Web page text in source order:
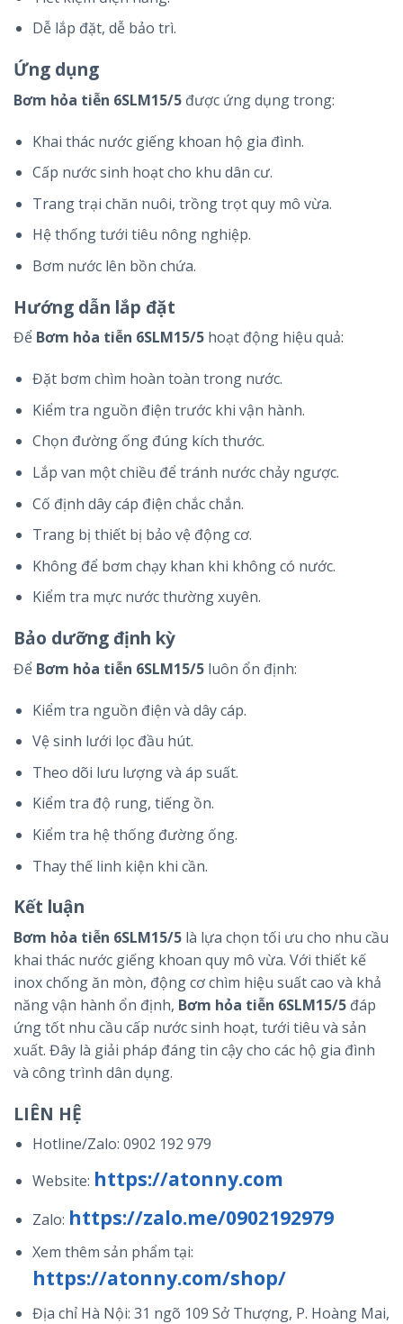
Dễ lắp đặt, dễ bảo trì.
Ứng dụng
Bơm hỏa tiễn 6SLM15/5 được ứng dụng trong:
Khai thác nước giếng khoan hộ gia đình.
Cấp nước sinh hoạt cho khu dân cư.
Trang trại chăn nuôi, trồng trọt quy mô vừa.
Hệ thống tưới tiêu nông nghiệp.
Bơm nước lên bồn chứa.
Hướng dẫn lắp đặt
Để Bơm hỏa tiễn 6SLM15/5 hoạt động hiệu quả:
Đặt bơm chìm hoàn toàn trong nước.
Kiểm tra nguồn điện trước khi vận hành.
Chọn đường ống đúng kích thước.
Lắp van một chiều để tránh nước chảy ngược.
Cố định dây cáp điện chắc chắn.
Trang bị thiết bị bảo vệ động cơ.
Không để bơm chạy khan khi không có nước.
Kiểm tra mực nước thường xuyên.
Bảo dưỡng định kỳ
Để Bơm hỏa tiễn 6SLM15/5 luôn ổn định:
Kiểm tra nguồn điện và dây cáp.
Vệ sinh lưới lọc đầu hút.
Theo dõi lưu lượng và áp suất.
Kiểm tra độ rung, tiếng ồn.
Kiểm tra hệ thống đường ống.
Thay thế linh kiện khi cần.
Kết luận
Bơm hỏa tiễn 6SLM15/5 là lựa chọn tối ưu cho nhu cầu
khai thác nước giếng khoan quy mô vừa. Với thiết kế
inox chống ăn mòn, động cơ chìm hiệu suất cao và khả
năng vận hành ổn định, Bơm hỏa tiễn 6SLM15/5 đáp
ứng tốt nhu cầu cấp nước sinh hoạt, tưới tiêu và sản
xuất. Đây là giải pháp đáng tin cậy cho các hộ gia đình
và công trình dân dụng.
LIÊN HỆ
Hotline/Zalo: 0902 192 979
Website: https://atonny.com
Zalo: https://zalo.me/0902192979
Xem thêm sản phẩm tại:
https://atonny.com/shop/
Địa chỉ Hà Nội: 31 ngõ 109 Sở Thượng, P. Hoàng Mai,